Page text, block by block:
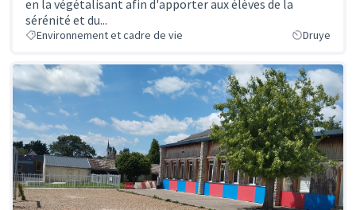
en la végétalisant afin d'apporter aux élèves de la
sérénité et du...
Environnement et cadre de vie Druye